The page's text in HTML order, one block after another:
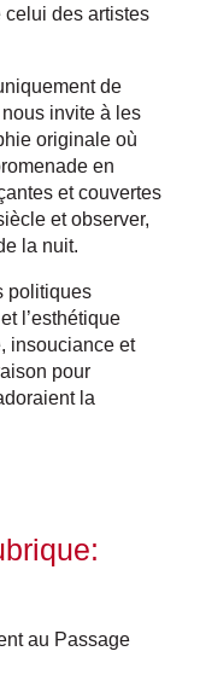
celui des artistes
de
invite à les
originale où
en
et couvertes
et observer,
la nuit.
politiques
l’esthétique
insouciance et
pour
la
au Passage